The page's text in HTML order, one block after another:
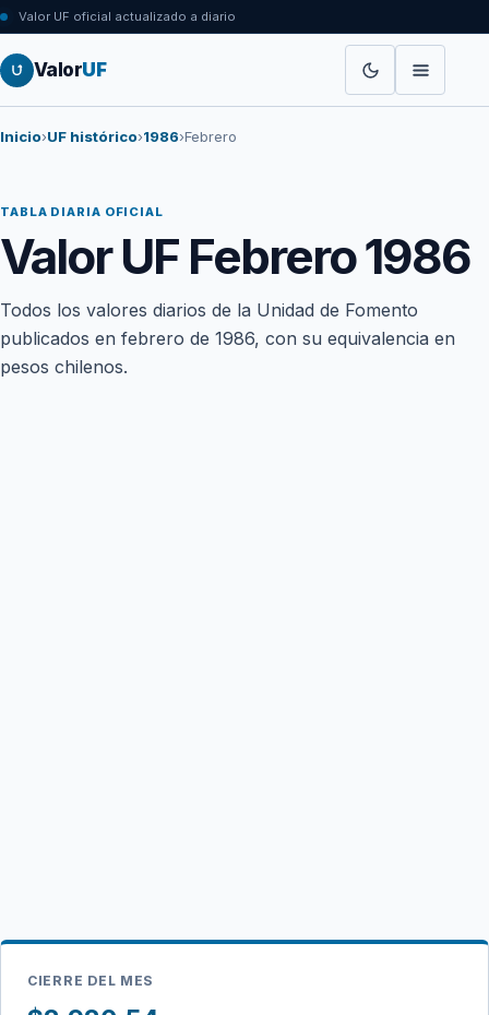
Valor UF oficial actualizado a diario
ValorUF
Inicio›UF histórico›1986›Febrero
TABLA DIARIA OFICIAL
Valor UF Febrero 1986
Todos los valores diarios de la Unidad de Fomento
publicados en febrero de 1986, con su equivalencia en
pesos chilenos.
CIERRE DEL MES